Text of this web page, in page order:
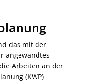
das mit der
angewandtes
Arbeiten an der
(KWP)